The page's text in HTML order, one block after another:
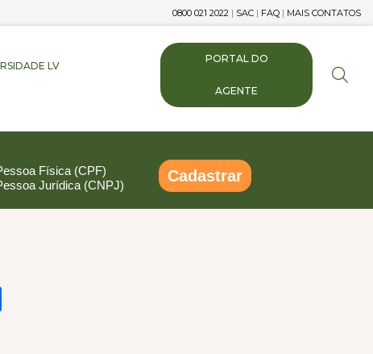
0800 021 2022 | SAC | FAQ | MAIS CONTATOS
LV
PORTAL DO
AGENTE
Física (CPF)
Jurídica (CNPJ)
Cadastrar